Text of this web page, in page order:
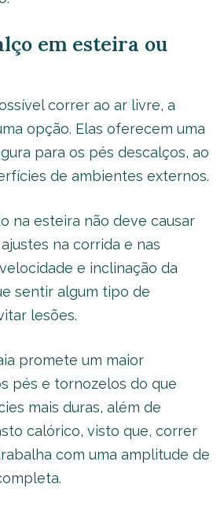
em esteira ou
correr ao ar livre, a
opção. Elas oferecem uma
para os pés descalços, ao
de ambientes externos.
na esteira não deve causar
na corrida e nas
e inclinação da
sentir algum tipo de
lesões.
promete um maior
pés e tornozelos do que
mais duras, além de
calórico, visto que, correr
com uma amplitude de